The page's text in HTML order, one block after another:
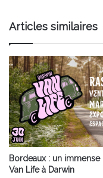
Articles similaires
Bordeaux : un
Van Life à Darwin